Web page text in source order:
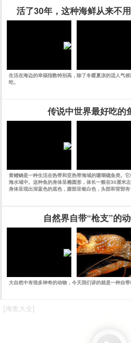
活了30年，这种海鲜从来不
生活在海边的幸福指数特别高，除了冬暖夏凉的适人气
吃。
传说中世界最好吃的
黄鳍鲷是一种生活在热带和亚热带海域的珊瑚礁鱼类。
海水域中。这种鱼的身体呈椭圆形，体长一般在30厘米
身体呈现出深蓝色的底色，腹部呈银白色，头部和背部
自然界自带“枪支”的
大自然中有很多神奇的动物，今天我们讲的就是一种自
[海鱼大全]